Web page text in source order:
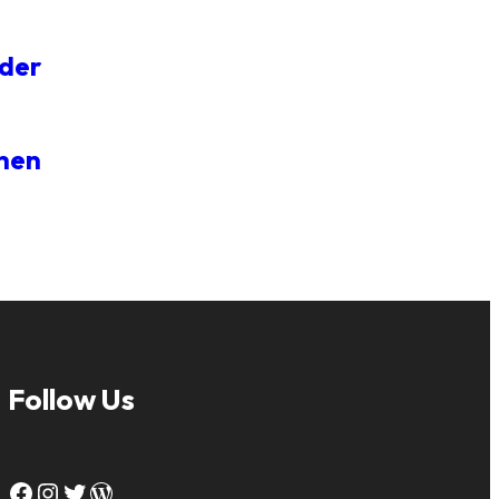
Follow Us
Facebook Instagram Twitter WordPress